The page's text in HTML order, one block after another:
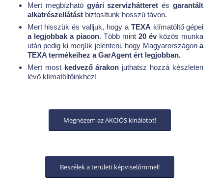
Mert megbízható gyári szervizhátteret ésgarantált
alkatrészellátástbiztosítunk hosszú távon.
Mert hisszük és valljuk, hogy a TEXA klímatöltő gépei
a legjobbak a piacon. Több mint20 év közös munka
után pedig ki merjük jelenteni, hogy Magyarországona
TEXA termékeihez a GarAgent ért legjobban.
Mert most kedvező árakon juthatsz hozzá készleten
lévő klímatöltőinkhez!
Megnézem az AKCIÓS kínálatot!
Beszélek a területi képviselőmmel!